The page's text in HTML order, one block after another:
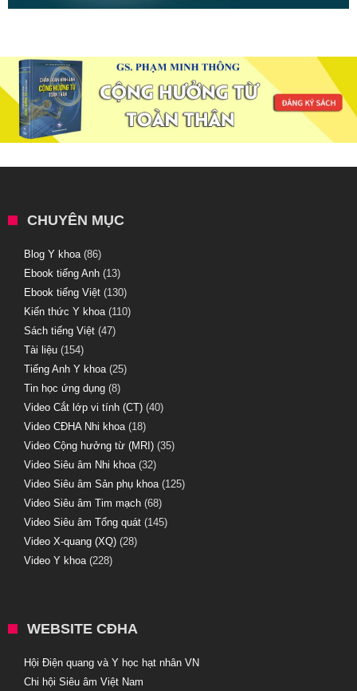
CHUYÊN MỤC
Blog Y khoa(86)
Ebook tiếng Anh (13)
Ebook tiếng Việt (130)
Kiến thức Y khoa(110)
Sách tiếng Việt (47)
Tài liệu (154)
Tiếng Anh Y khoa(25)
Tin học ứng dụng (8)
Video Cắt lớp vi tính (CT) (40)
Video CĐHA Nhi khoa(18)
Video Cộng hưởng từ (MRI) (35)
Video Siêu âm Nhi khoa(32)
Video Siêu âm Sản phụ khoa(125)
Video Siêu âm Tim mạch (68)
Video Siêu âm Tổng quát (145)
Video X-quang (XQ) (28)
Video Y khoa(228)
WEBSITE CĐHA
Hội Điện quang và Y học hạt nhân VN
Chi hội Siêu âm Việt Nam